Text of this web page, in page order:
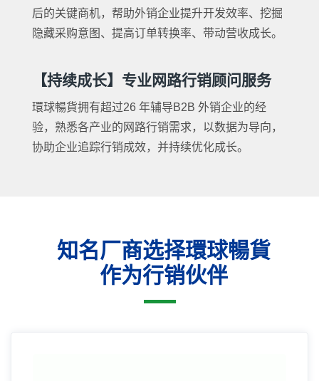
后的关键商机，帮助外销企业提升开发效率、挖掘
隐藏采购意图、提高订单转换率、带动营收成长。
【持续成长】专业网路行销顾问服务
環球暢貨拥有超过26 年辅导B2B 外销企业的经
验，熟悉各产业的网路行销需求，以数据为导向，
协助企业追踪行销成效，并持续优化成长。
知名厂商选择環球暢貨
作为行销伙伴